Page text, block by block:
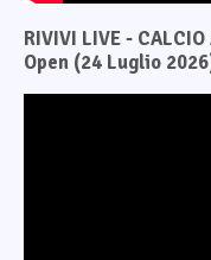
RIVIVI LIVE -
Open (24 Luglio